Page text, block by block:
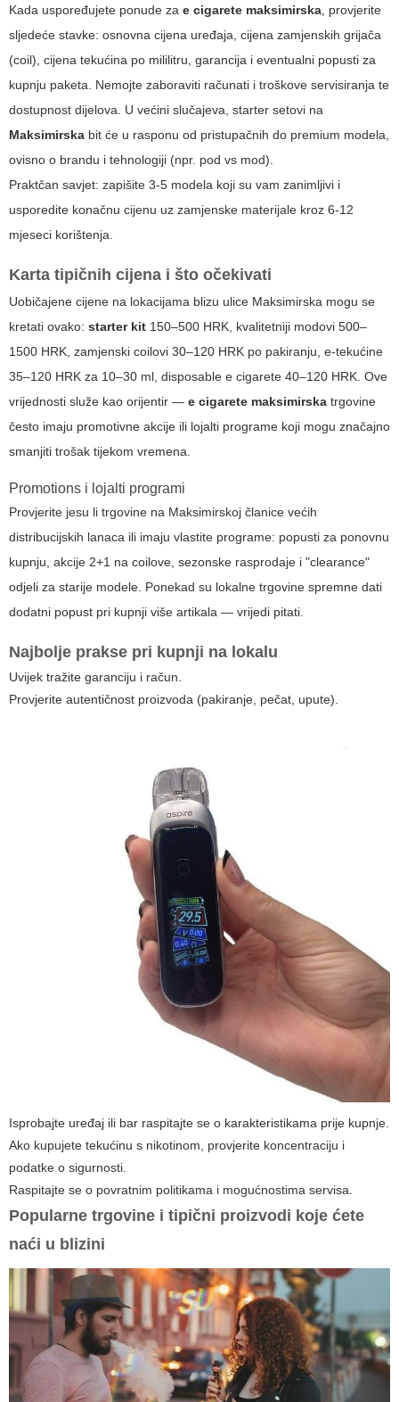
Kada uspoređujete ponude za e cigarete maksimirska, provjerite
sljedeće stavke: osnovna cijena uređaja, cijena zamjenskih grijača
(coil), cijena tekućina po mililitru, garancija i eventualni popusti za
kupnju paketa. Nemojte zaboraviti računati i troškove servisiranja te
dostupnost dijelova. U većini slučajeva, starter setovi na
Maksimirska bit će u rasponu od pristupačnih do premium modela,
ovisno o brandu i tehnologiji (npr. pod vs mod).
Praktčan savjet: zapišite 3-5 modela koji su vam zanimljivi i
usporedite konačnu cijenu uz zamjenske materijale kroz 6-12
mjeseci korištenja.
Karta tipičnih cijena i što očekivati
Uobičajene cijene na lokacijama blizu ulice Maksimirska mogu se
kretati ovako: starter kit 150–500 HRK, kvalitetniji modovi 500–
1500 HRK, zamjenski coilovi 30–120 HRK po pakiranju, e-tekućine
35–120 HRK za 10–30 ml, disposable e cigarete 40–120 HRK. Ove
vrijednosti služe kao orijentir — e cigarete maksimirska trgovine
često imaju promotivne akcije ili lojalti programe koji mogu značajno
smanjiti trošak tijekom vremena.
Promotions i lojalti programi
Provjerite jesu li trgovine na Maksimirskoj članice većih
distribucijskih lanaca ili imaju vlastite programe: popusti za ponovnu
kupnju, akcije 2+1 na coilove, sezonske rasprodaje i "clearance"
odjeli za starije modele. Ponekad su lokalne trgovine spremne dati
dodatni popust pri kupnji više artikala — vrijedi pitati.
Najbolje prakse pri kupnji na lokalu
Uvijek tražite garanciju i račun.
Provjerite autentičnost proizvoda (pakiranje, pečat, upute).
Isprobajte uređaj ili bar raspitajte se o karakteristikama prije kupnje.
Ako kupujete tekućinu s nikotinom, provjerite koncentraciju i
podatke o sigurnosti.
Raspitajte se o povratnim politikama i mogućnostima servisa.
Popularne trgovine i tipični proizvodi koje ćete
naći u blizini